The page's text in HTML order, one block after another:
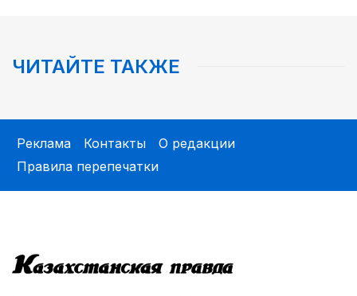
ЧИТАЙТЕ ТАКЖЕ
Реклама Контакты
О редакции
Правила перепечатки